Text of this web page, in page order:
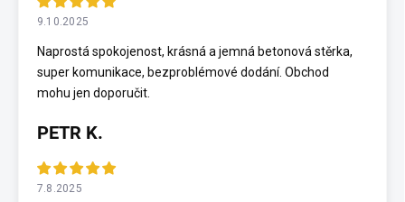
9.10.2025
Naprostá spokojenost, krásná a jemná betonová stěrka,
super komunikace, bezproblémové dodání. Obchod
mohu jen doporučit.
PETR K.
7.8.2025